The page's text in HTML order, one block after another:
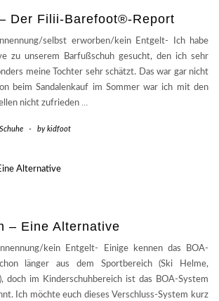
Der Filii-Barefoot®-Report
selbst erworben/kein Entgelt- Ich habe
zu unserem Barfußschuh gesucht, den ich sehr
meine Tochter sehr schätzt. Das war gar nicht
beim Sandalenkauf im Sommer war ich mit den
nicht zufrieden …
Schuhe - bykidfoot
– Eine Alternative
kein Entgelt- Einige kennen das BOA-
länger aus dem Sportbereich (Ski Helme,
doch im Kinderschuhbereich ist das BOA-System
Ich möchte euch dieses Verschluss-System kurz